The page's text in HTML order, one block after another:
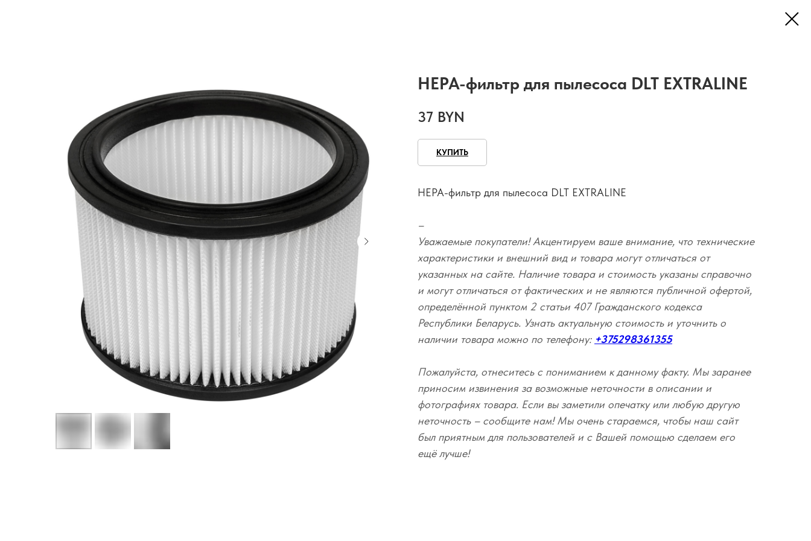
HEPA-фильтр для пылесоса DLT EXTRALINE
37 BYN
КУПИТЬ
HEPA-фильтр для пылесоса DLT EXTRALINE
–
Уважаемые покупатели! Акцентируем ваше внимание, что технические
характеристики и внешний вид и товара могут отличаться от
указанных на сайте. Наличие товара и стоимость указаны справочно
и могут отличаться от фактических и не являются публичной офертой,
определённой пунктом 2 статьи 407 Гражданского кодекса
Республики Беларусь. Узнать актуальную стоимость и уточнить о
наличии товара можно по телефону: +375298361355
Пожалуйста, отнеситесь с пониманием к данному факту. Мы заранее
приносим извинения за возможные неточности в описании и
фотографиях товара. Если вы заметили опечатку или любую другую
неточность – сообщите нам! Мы очень стараемся, чтобы наш сайт
был приятным для пользователей и с Вашей помощью сделаем его
ещё лучше!